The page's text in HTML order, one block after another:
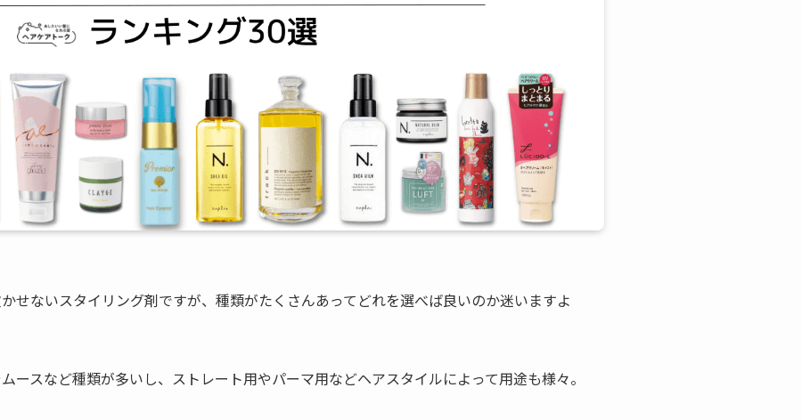
せないスタイリング剤ですが、種類がたくさんあってどれを選べば良いのか迷いますよ
ースなど種類が多いし、ストレート用やパーマ用などヘアスタイルによって用途も様々。